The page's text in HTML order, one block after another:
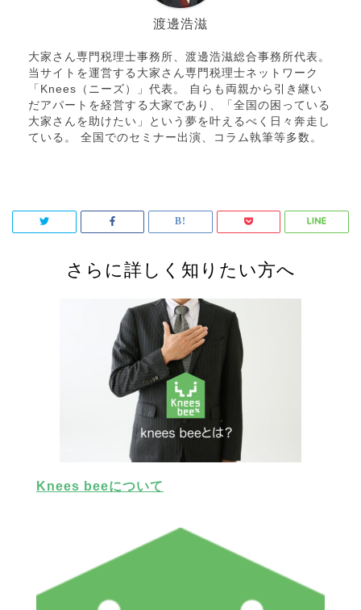
渡邊浩滋
大家さん専門税理士事務所、渡邊浩滋総合事務所代表。
当サイトを運営する大家さん専門税理士ネットワーク
「Knees（ニーズ）」代表。 自らも両親から引き継い
だアパートを経営する大家であり、「全国の困っている
大家さんを助けたい」という夢を叶えるべく日々奔走し
ている。 全国でのセミナー出演、コラム執筆等多数。
さらに詳しく知りたい方へ
Knees beeについて